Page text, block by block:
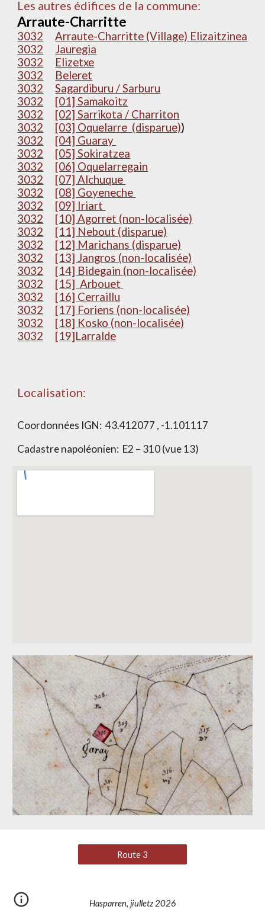
Les autres édifices de la commune:
Arraute-Charritte
3032
Arraute-Charritte (Village) Elizaitzinea
3032
Jauregia
3032
Elizetxe
3032
Beleret
3032
Sagardiburu / Sarburu
3032
[01] Samakoitz
3032
[02] Sarrikota / Charriton
3032
[03] Oquelarre (disparue))
3032
[04] Guaray
3032
[05] Sokiratzea
3032
[06] Oquelarregain
3032
[07] Alchuque
3032
[08] Goyeneche
3032
[09] Iriart
3032
[10] Agorret (non-localisée)
3032
[11] Nebout (disparue)
3032
[12] Marichans (disparue)
3032
[13] Jangros (non-localisée)
3032
[14] Bidegain (non-localisée)
3032
[15] Arbouet
3032
[16] Cerraillu
3032
[17] Foriens (non-localisée)
3032
[18] Kosko (non-localisée)
3032
[19]Larralde
Localisation:
Coordonnées IGN:43.412077 , -1.101117
Cadastre napoléonien: E2 – 310 (vue 13)
Route 3
Hasparren, jiulletz 2026